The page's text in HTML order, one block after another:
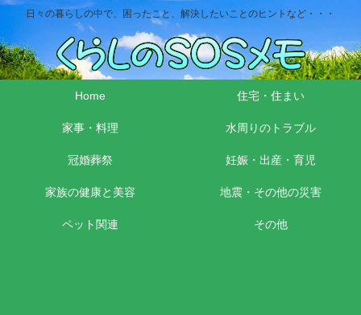
日々の暮らしの中で、困ったこと、解決したいことのヒントなど・・・
Home 住宅・住まい
家事・料理 水周りのトラブル
冠婚葬祭 妊娠・出産・育児
家族の健康と美容 地震・その他の災害
ペット関連 その他